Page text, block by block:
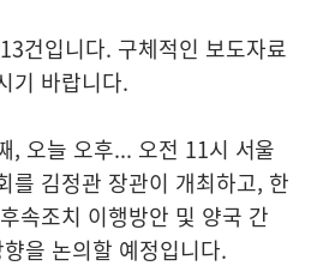
건입니다. 구체적인 보도자료
기 바랍니다.
, 오늘 오후... 오전 11시 서울
를 김정관 장관이 개최하고, 한
속조치 이행방안 및 양국 간
을 논의할 예정입니다.